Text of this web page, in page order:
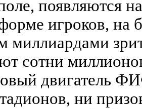
появляются
игроков, на
миллиардами
сотни
двигатель
ни